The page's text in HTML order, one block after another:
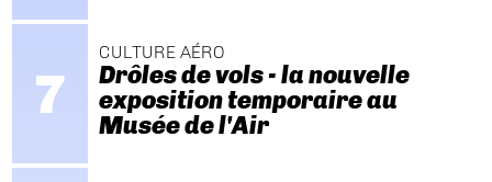
CULTURE AÉRO
Drôles de vols - la nouvelle
exposition temporaire au
Musée de l'Air